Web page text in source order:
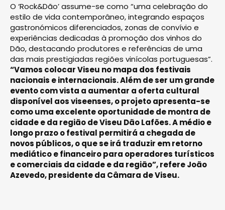
O ‘Rock&Dão’ assume-se como “uma celebração do
estilo de vida contemporâneo, integrando espaços
gastronómicos diferenciados, zonas de convívio e
experiências dedicadas à promoção dos vinhos do
Dão, destacando produtores e referências de uma
das mais prestigiadas regiões vinícolas portuguesas”.
“Vamos colocar Viseu no mapa dos festivais
nacionais e internacionais. Além de ser um grande
evento com vista a aumentar a oferta cultural
disponível aos viseenses, o projeto apresenta-se
como uma excelente oportunidade de montra de
cidade e da região de Viseu Dão Lafões. A médio e
longo prazo o festival permitirá a chegada de
novos públicos, o que se irá traduzir em retorno
mediático e financeiro para operadores turísticos
e comerciais da cidade e da região”, refere João
Azevedo, presidente da Câmara de Viseu.